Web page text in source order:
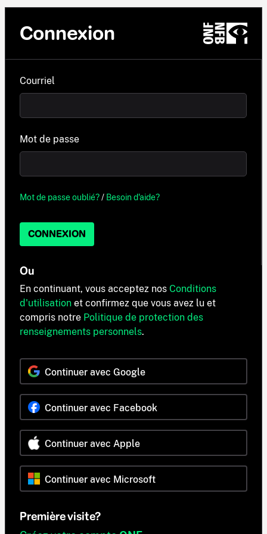
Connexion
Courriel
Mot de passe
Mot de passe oublié?/ Besoin d'aide?
CONNEXION
Ou
En continuant, vous acceptez nos Conditions
d'utilisation et confirmez que vous avez lu et
compris notre Politique de protection des
renseignements personnels.
Continuer avec Google
Continuer avec Facebook
Continuer avec Apple
Continuer avec Microsoft
Première visite?